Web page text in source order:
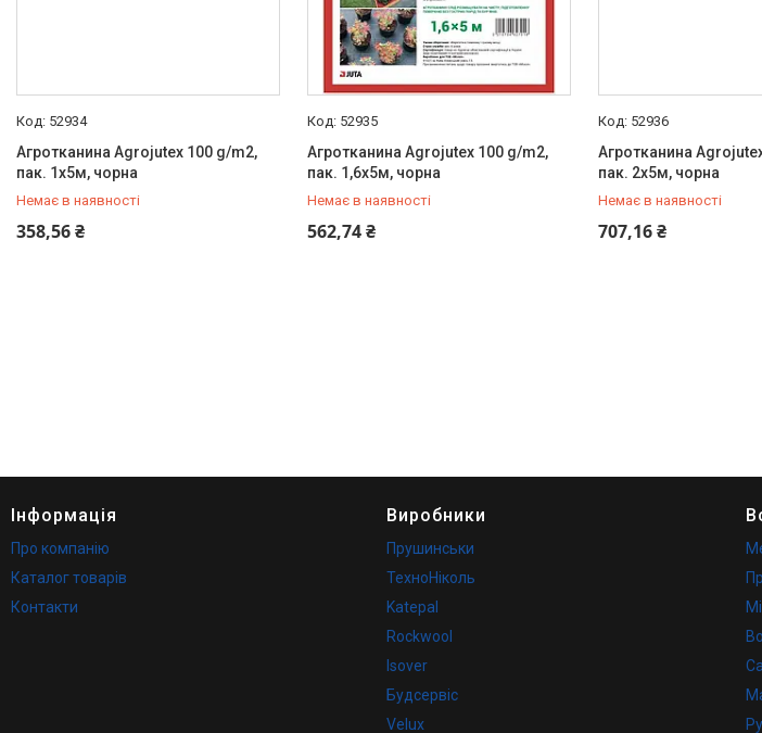
52934
Агротканина Agrojutex 100 g/m2,
пак. 1х5м, чорна
Немає в наявності
358,56 ₴
+380 (67) 519-99-10
52935
Агротканина Agrojutex 100 g/m2,
пак. 1,6х5м, чорна
Немає в наявності
562,74 ₴
+380 (67) 519-99-10
52936
Агротканина
пак. 2х5м, чорна
Немає в наявності
707,16 ₴
+380 (67) 519-99-10
Інформація
Про компанію
Каталог товарів
Контакти
Виробники
Прушинськи
ТехноНіколь
Katepal
Rockwool
Isover
Будсервіс
Velux